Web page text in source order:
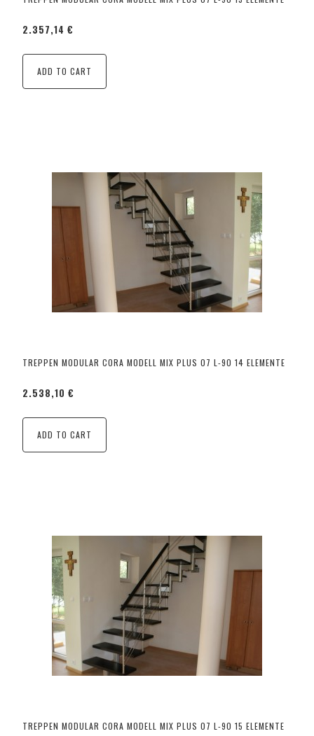
2.357,14 €
ADD TO CART
TREPPEN MODULAR CORA MODELL MIX PLUS 07 L-90 14 ELEMENTE
2.538,10 €
ADD TO CART
TREPPEN MODULAR CORA MODELL MIX PLUS 07 L-90 15 ELEMENTE